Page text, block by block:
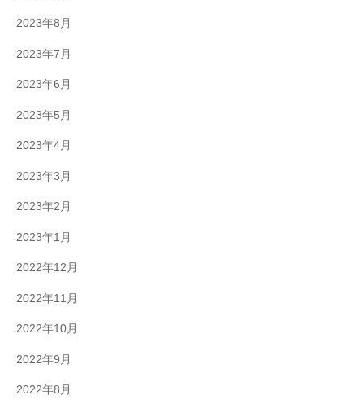
2023年8月
2023年7月
2023年6月
2023年5月
2023年4月
2023年3月
2023年2月
2023年1月
2022年12月
2022年11月
2022年10月
2022年9月
2022年8月